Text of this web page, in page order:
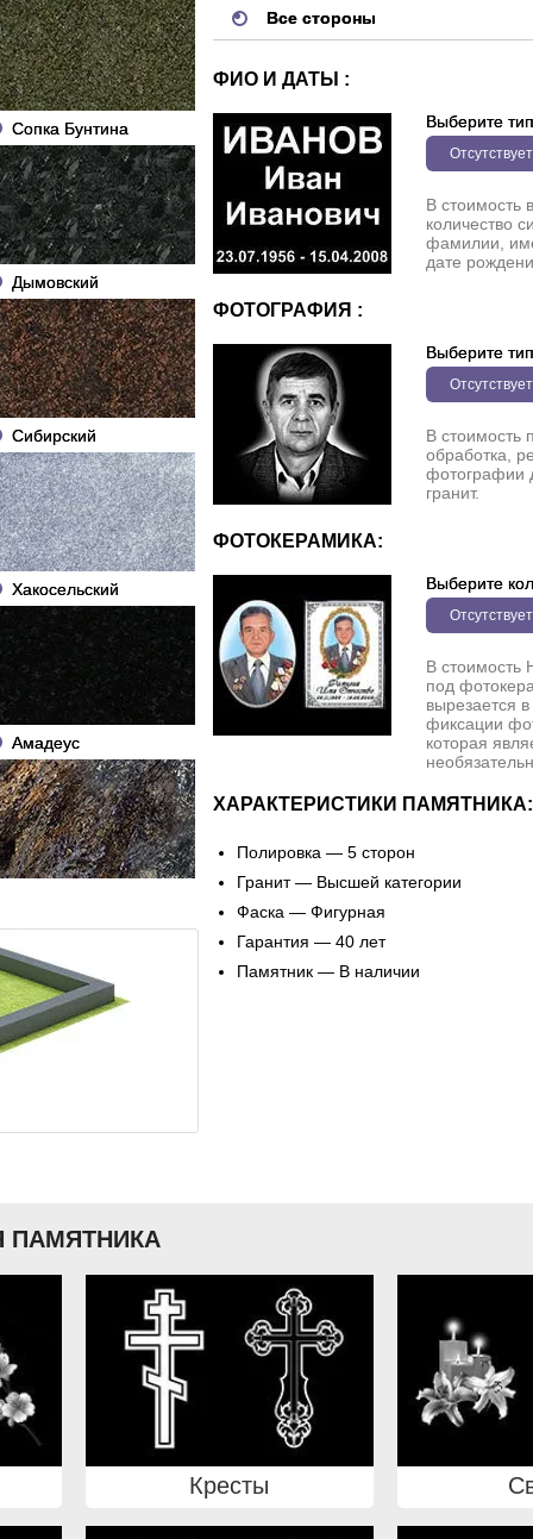
Сопка Бунтина
Дымовский
Сибирский
Хакосельский
Амадеус
Все стороны
ФИО И ДАТЫ :
Выберите тип
Отсутствует
В стоимость
количество
фамилии,
дате
ФОТОГРАФИЯ :
Выберите тип
Отсутствует
В стоимость
обработка,
фотографии
гранит.
ФОТОКЕРАМИКА:
Выберите
Отсутствует
В стоимость
под
вырезается
фиксации
которая
ХАРАКТЕРИСТИКИ ПАМЯТНИКА:
Полировка — 5 сторон
Гранит — Высшей категории
Фаска — Фигурная
Гарантия — 40 лет
Памятник — В наличии
ПАМЯТНИКА
Кресты